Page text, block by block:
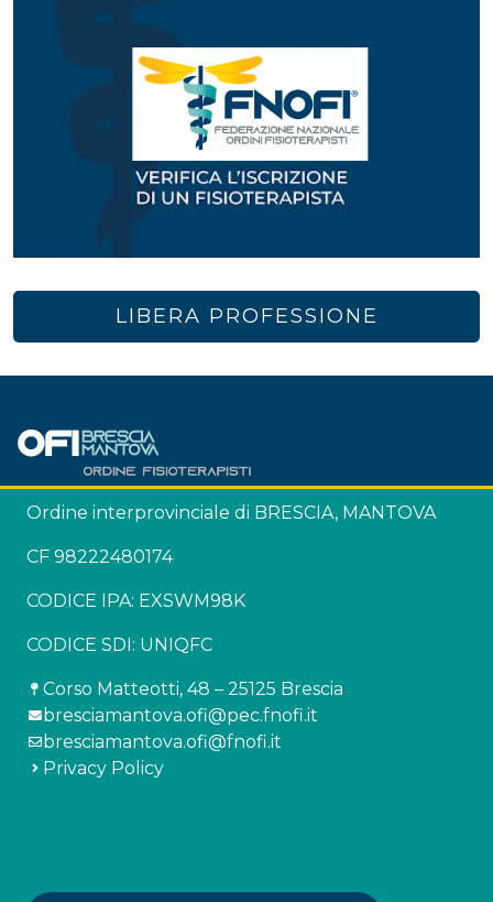
LIBERA PROFESSIONE
Ordine interprovinciale di BRESCIA, MANTOVA
CF 98222480174
CODICE IPA: EXSWM98K
CODICE SDI: UNIQFC
Corso Matteotti, 48 – 25125 Brescia
bresciamantova.ofi@pec.fnofi.it
bresciamantova.ofi@fnofi.it
Privacy Policy